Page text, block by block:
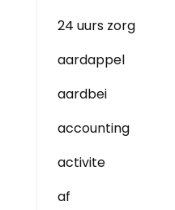
24 uurs zorg
aardappel
aardbei
accounting
activite
af